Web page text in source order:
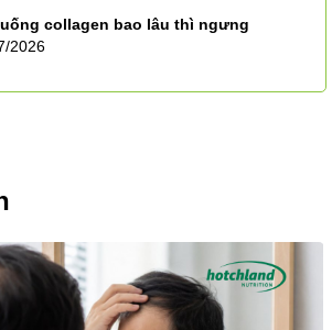
uống collagen bao lâu thì ngưng
2026